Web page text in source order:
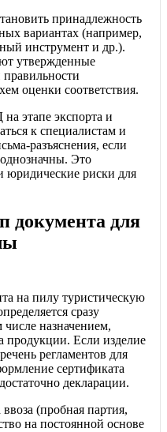
принадлежность
вариантах (например,
инструмент и др.).
утвержденные
оценки соответствия.
этапе экспорта и
к специалистам и
разъяснения, если
Это
юридические риски для
документа для
на пилу туристическую
сразу
назначением,
продукции. Если изделие
регламентов для
сертификата
декларации.
(пробная партия,
на постоянной основе